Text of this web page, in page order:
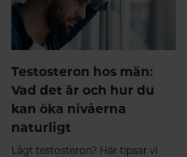
tillgodose sitt behov av D-
vitamin.
Testosteron hos män:
Vad det är och hur du
kan öka nivåerna
naturligt
Lågt testosteron? Här tipsar vi